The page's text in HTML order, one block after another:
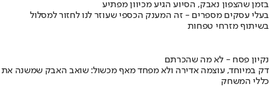
בזמן שהצפון נאבק, הסיוע הגיע מכיוון מפתיע
בעלי עסקים מספרים - זה המענק הכספי שעוזר לנו לחזור למסלול
בשיתוף מזרחי טפחות
נקיון פסח - לא מה שהכרתם
דק במיוחד, עוצמה אדירה ולא מפחד מאף מכשול: שואב האבק שמשנה את
כללי המשחק